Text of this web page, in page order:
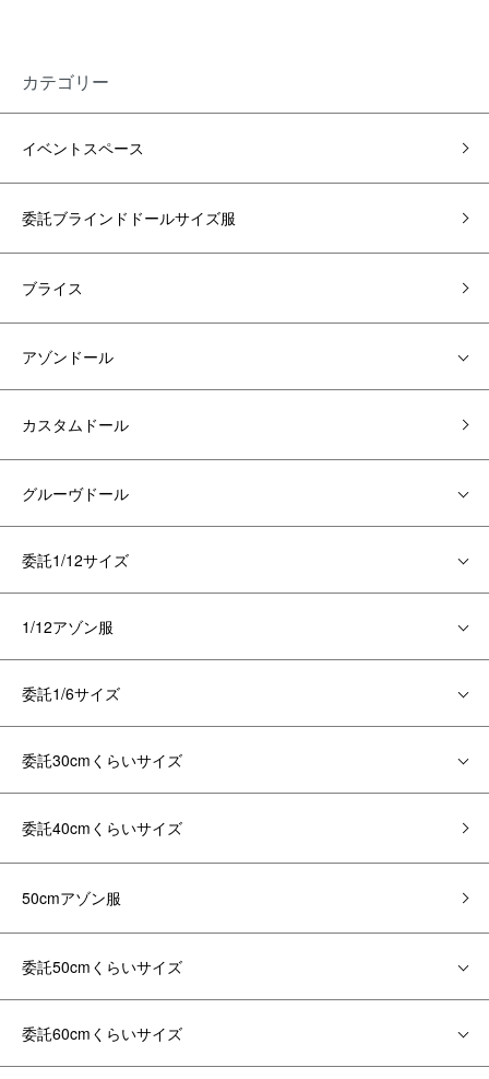
カテゴリー
イベントスペース
委託ブラインドドールサイズ服
ブライス
アゾンドール
カスタムドール
グルーヴドール
委託1/12サイズ
1/12アゾン服
委託1/6サイズ
委託30cmくらいサイズ
委託40cmくらいサイズ
50cmアゾン服
委託50cmくらいサイズ
委託60cmくらいサイズ